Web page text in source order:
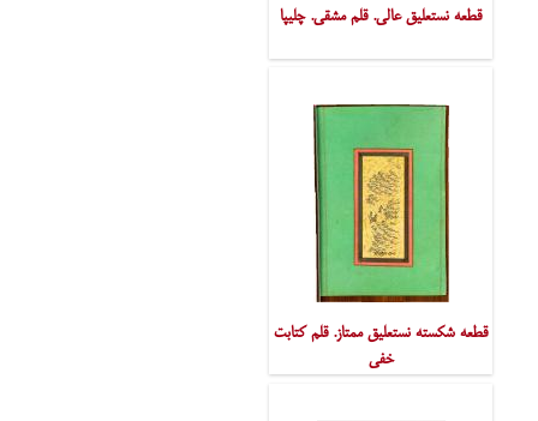
قطعه نستعلیق عالی. قلم مشقی. چلیپا
قطعه شکسته نستعلیق ممتاز. قلم کتابت
خفی